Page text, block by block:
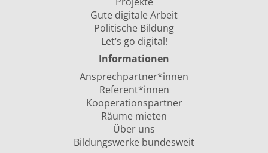
Gute digitale Arbeit
Politische Bildung
Let‘s go digital!
Informationen
Ansprechpartner*innen
Referent*innen
Kooperationspartner
Räume mieten
Über uns
Bildungswerke bundesweit